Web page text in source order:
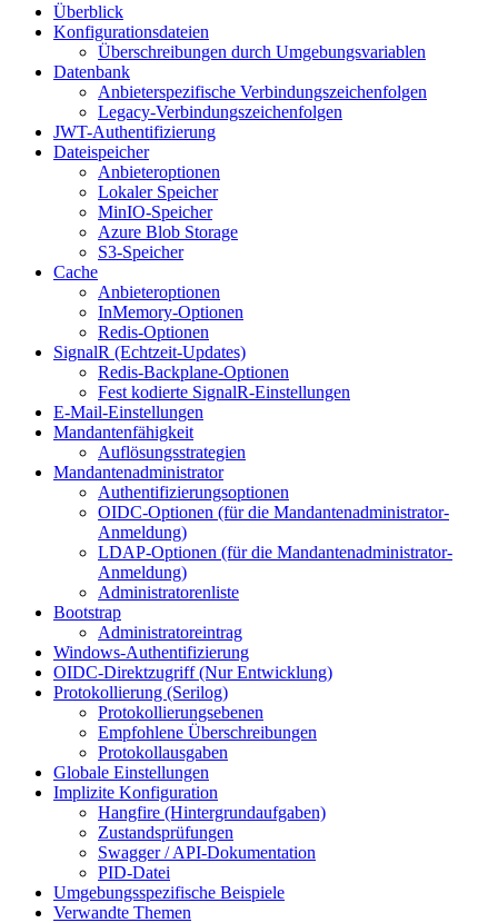
Überblick
Konfigurationsdateien
Überschreibungen durch Umgebungsvariablen
Datenbank
Anbieterspezifische Verbindungszeichenfolgen
Legacy-Verbindungszeichenfolgen
JWT-Authentifizierung
Dateispeicher
Anbieteroptionen
Lokaler Speicher
MinIO-Speicher
Azure Blob Storage
S3-Speicher
Cache
Anbieteroptionen
InMemory-Optionen
Redis-Optionen
SignalR (Echtzeit-Updates)
Redis-Backplane-Optionen
Fest kodierte SignalR-Einstellungen
E-Mail-Einstellungen
Mandantenfähigkeit
Auflösungsstrategien
Mandantenadministrator
Authentifizierungsoptionen
OIDC-Optionen (für die Mandantenadministrator-
Anmeldung)
LDAP-Optionen (für die Mandantenadministrator-
Anmeldung)
Administratorenliste
Bootstrap
Administratoreintrag
Windows-Authentifizierung
OIDC-Direktzugriff (Nur Entwicklung)
Protokollierung (Serilog)
Protokollierungsebenen
Empfohlene Überschreibungen
Protokollausgaben
Globale Einstellungen
Implizite Konfiguration
Hangfire (Hintergrundaufgaben)
Zustandsprüfungen
Swagger / API-Dokumentation
PID-Datei
Umgebungsspezifische Beispiele
Verwandte Themen